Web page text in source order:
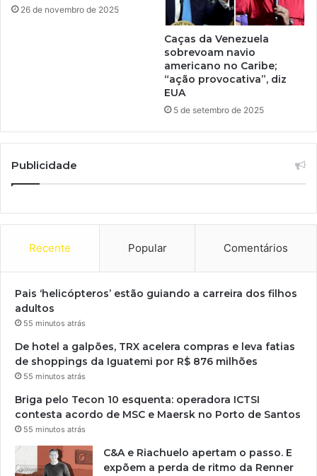
26 de novembro de 2025
Caças da Venezuela
sobrevoam navio
americano no Caribe;
“ação provocativa”, diz
EUA
5 de setembro de 2025
Publicidade
Recente Popular Comentários
Pais ‘helicópteros’ estão guiando a carreira dos filhos
adultos
55 minutos atrás
De hotel a galpões, TRX acelera compras e leva fatias
de shoppings da Iguatemi por R$ 876 milhões
55 minutos atrás
Briga pelo Tecon 10 esquenta: operadora ICTSI
contesta acordo de MSC e Maersk no Porto de Santos
55 minutos atrás
C&A e Riachuelo apertam o passo. E
expõem a perda de ritmo da Renner